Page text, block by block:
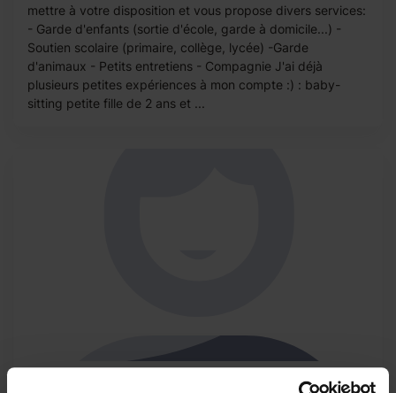
mettre à votre disposition et vous propose divers services:
- Garde d'enfants (sortie d'école, garde à domicile...) -
Soutien scolaire (primaire, collège, lycée) -Garde
d'animaux - Petits entretiens - Compagnie J'ai déjà
plusieurs petites expériences à mon compte :) : baby-
sitting petite fille de 2 ans et ...